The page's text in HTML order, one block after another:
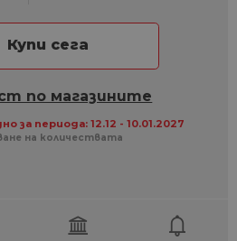
Купи сега
по магазините
за периода: 12.12 - 10.01.2027
на количествата